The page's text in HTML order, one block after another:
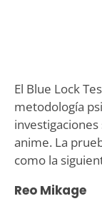
El Blue Lock
metodología
anime. La
como la
Reo Mikage